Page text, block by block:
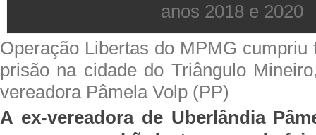
anos 2018 e 2020
Operação Libertas do MPMG cumpriu
prisão na cidade do Triângulo
vereadora Pâmela Volp (PP)
A ex-vereadora de Uberlândia